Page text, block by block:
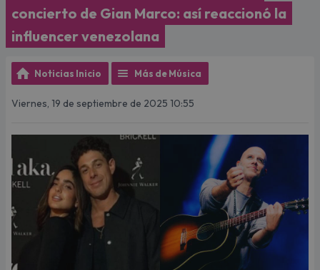
concierto de Gian Marco: así reaccionó la
influencer venezolana
Noticias Inicio Más de Música
Viernes, 19 de septiembre de 2025 10:55